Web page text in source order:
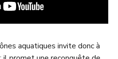
aquatiques invite donc à